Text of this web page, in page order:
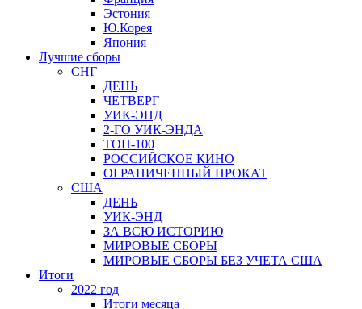
Эстония
Ю.Корея
Япония
Лучшие сборы
СНГ
ДЕНЬ
ЧЕТВЕРГ
УИК-ЭНД
2-ГО УИК-ЭНДА
ТОП-100
РОССИЙСКОЕ КИНО
ОГРАНИЧЕННЫЙ ПРОКАТ
США
ДЕНЬ
УИК-ЭНД
ЗА ВСЮ ИСТОРИЮ
МИРОВЫЕ СБОРЫ
МИРОВЫЕ СБОРЫ БЕЗ УЧЕТА США
Итоги
2022 год
Итоги месяца